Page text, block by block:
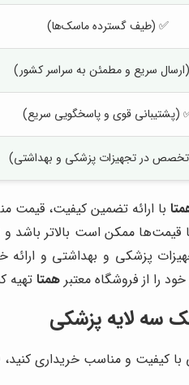
✅ (طیف گسترده ماسک‌ها)
سریع و مطمئن به سراسر کشور)
(پشتیبانی قوی و پاسخگویی سریع)
در تجهیزات پزشکی و بهداشتی)
با ارائه تضمین کیفیت، قیمت
قیمت‌ها ممکن است بالاتر
پزشکی و بهداشتی و
را از فروشگاه معتبر همتاتهیه
سه لایه پزشکی
کیفیت و مناسب خریداری